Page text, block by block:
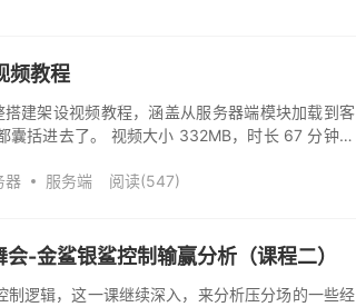
频教程
建架设视频教程，涵盖从服务器端模块加载到客
囊括进去了。 视频大小 332MB，时长 67 分钟，
器 服务端 阅读(547)
-金鲨银鲨控制输赢分析（课程二）
制逻辑，这一课继续深入，来分析压分场的一些经